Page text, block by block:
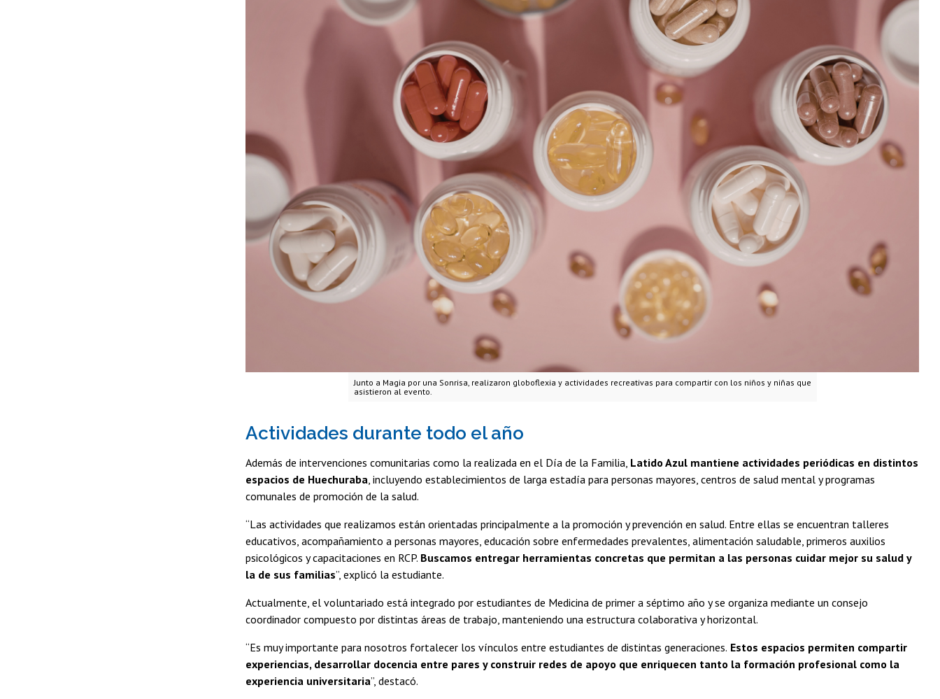
Junto a Magia por una Sonrisa, realizaron globoflexia y actividades recreativas para compartir con los niños y niñas que
asistieron al evento.
Actividades durante todo el año
Además de intervenciones comunitarias como la realizada en el Día de la Familia, Latido Azul mantiene actividades periódicas en distintos
espacios de Huechuraba, incluyendo establecimientos de larga estadía para personas mayores, centros de salud mental y programas
comunales de promoción de la salud.
“Las actividades que realizamos están orientadas principalmente a la promoción y prevención en salud. Entre ellas se encuentran talleres
educativos, acompañamiento a personas mayores, educación sobre enfermedades prevalentes, alimentación saludable, primeros auxilios
psicológicos y capacitaciones en RCP. Buscamos entregar herramientas concretas que permitan a las personas cuidar mejor su salud y
la de sus familias”, explicó la estudiante.
Actualmente, el voluntariado está integrado por estudiantes de Medicina de primer a séptimo año y se organiza mediante un consejo
coordinador compuesto por distintas áreas de trabajo, manteniendo una estructura colaborativa y horizontal.
“Es muy importante para nosotros fortalecer los vínculos entre estudiantes de distintas generaciones. Estos espacios permiten compartir
experiencias, desarrollar docencia entre pares y construir redes de apoyo que enriquecen tanto la formación profesional como la
experiencia universitaria”, destacó.